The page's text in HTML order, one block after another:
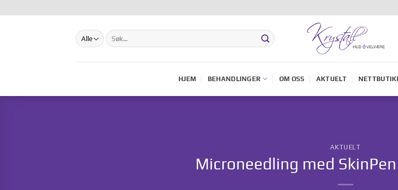
til
Søk
etter:
HJEM BEHANDLINGER OM OSS AKTUELT
AKTUELT
Microneedling med